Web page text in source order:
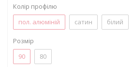
Колір профілю
пол. алюміній
сатин білий
Розмір
90
80